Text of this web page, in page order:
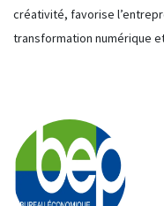
créativité, favorise
transformation numérique